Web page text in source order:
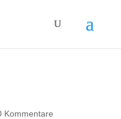
Kommentare